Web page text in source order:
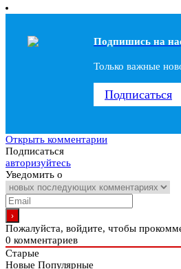
Подпишись на
Только важные
Подписаться
Открыть комментарии
Подписаться
авторизуйтесь
Уведомить о
Пожалуйста, войдите, чтобы
0 комментариев
Старые
Новые Популярные